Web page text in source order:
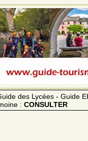
des Lycées - Guide
: CONSULTER